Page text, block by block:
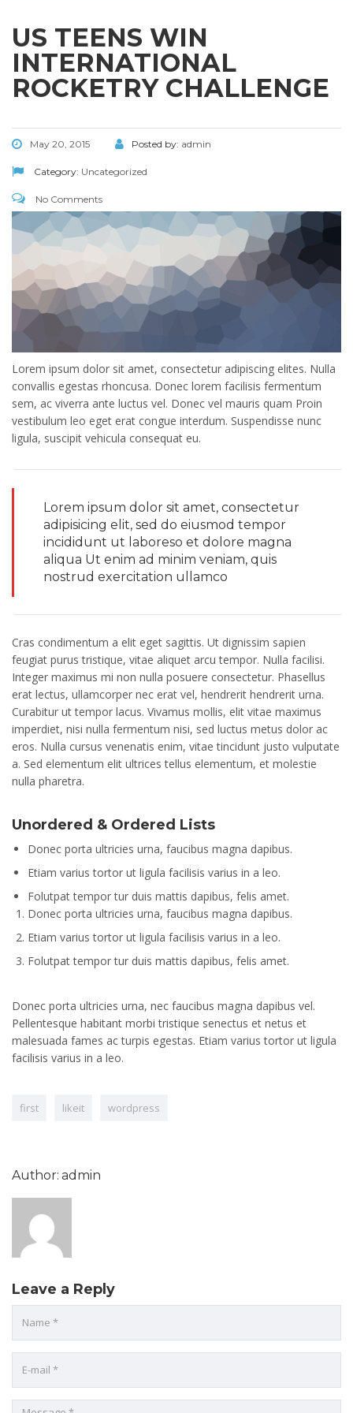
US TEENS WIN
INTERNATIONAL
ROCKETRY CHALLENGE
May 20, 2015 Posted by: admin
Category: Uncategorized
No Comments
Lorem ipsum dolor sit amet, consectetur adipiscing elites. Nulla
convallis egestas rhoncusa. Donec lorem facilisis fermentum
sem, ac viverra ante luctus vel. Donec vel mauris quam Proin
vestibulum leo eget erat congue interdum. Suspendisse nunc
ligula, suscipit vehicula consequat eu.
Lorem ipsum dolor sit amet, consectetur
adipisicing elit, sed do eiusmod tempor
incididunt ut laboreso et dolore magna
aliqua Ut enim ad minim veniam, quis
nostrud exercitation ullamco
Cras condimentum a elit eget sagittis. Ut dignissim sapien
feugiat purus tristique, vitae aliquet arcu tempor. Nulla facilisi.
Integer maximus mi non nulla posuere consectetur. Phasellus
erat lectus, ullamcorper nec erat vel, hendrerit hendrerit urna.
Curabitur ut tempor lacus. Vivamus mollis, elit vitae maximus
imperdiet, nisi nulla fermentum nisi, sed luctus metus dolor ac
eros. Nulla cursus venenatis enim, vitae tincidunt justo vulputate
a. Sed elementum elit ultrices tellus elementum, et molestie
nulla pharetra.
Unordered & Ordered Lists
Donec porta ultricies urna, faucibus magna dapibus.
Etiam varius tortor ut ligula facilisis varius in a leo.
Folutpat tempor tur duis mattis dapibus, felis amet.
Donec porta ultricies urna, faucibus magna dapibus.
Etiam varius tortor ut ligula facilisis varius in a leo.
Folutpat tempor tur duis mattis dapibus, felis amet.
Donec porta ultricies urna, nec faucibus magna dapibus vel.
Pellentesque habitant morbi tristique senectus et netus et
malesuada fames ac turpis egestas. Etiam varius tortor ut ligula
facilisis varius in a leo.
first likeit wordpress
Author: admin
Leave a Reply